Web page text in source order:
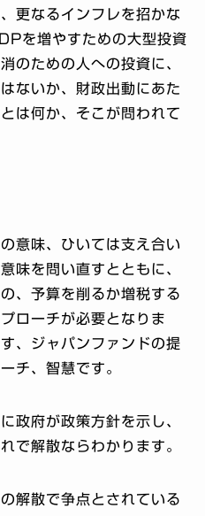
更なるインフレを招かな
を増やすための大型投資
のための人への投資に、
ないか、財政出動にあた
は何か、そこが問われて
意味、ひいては支え合い
味を問い直すとともに、
、予算を削るか増税する
ローチが必要となりま
、ジャパンファンドの提
チ、智慧です。
政府が政策方針を示し、
で解散ならわかります。
解散で争点とされている